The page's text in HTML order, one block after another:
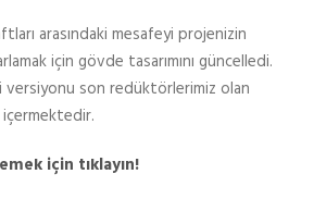
arasındaki mesafeyi projenizin
için gövde tasarımını güncelledi.
versiyonu son redüktörlerimiz olan
için tıklayın!